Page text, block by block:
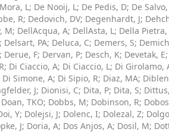
L; De Nooij, L; De Pedis, D; De
R; Dedovich, DV; Degenhardt, J;
M; DellAcqua, A; DellAsta, L; Della Pietra,
; Delsart, PA; Deluca, C; Demers, S;
; Derue, F; Dervan, P; Desch, K; Devetak, E;
; Di Ciaccio, A; Di Ciaccio, L; Di Girolamo,
Di Simone, A; Di Sipio, R; Diaz, MA;
J; Dionisi, C; Dita, P; Dita, S;
Doan, TKO; Dobbs, M; Dobinson, R;
Y; Dolejsi, J; Dolenc, I; Dolezal, Z;
J; Doria, A; Dos Anjos, A; Dosil, M;